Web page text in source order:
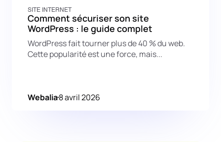
SITE INTERNET
Comment sécuriser son site
WordPress : le guide complet
WordPress fait tourner plus de 40 % du web.
Cette popularité est une force, mais...
Webalia8 avril 2026